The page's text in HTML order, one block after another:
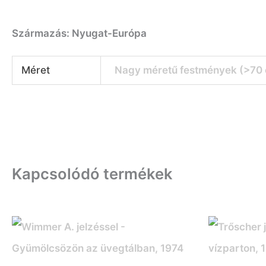
Származás: Nyugat-Európa
Méret Nagy méretű festmények (>70
Kapcsolódó termékek